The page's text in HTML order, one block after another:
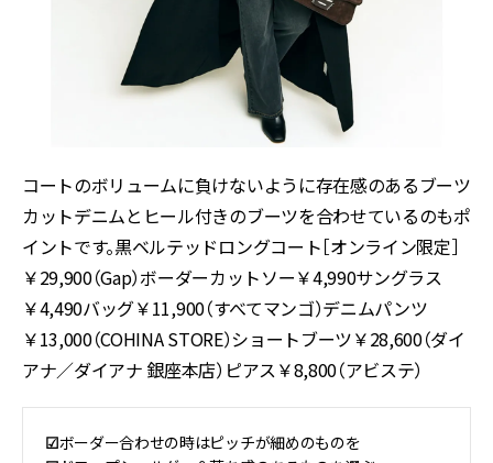
コートのボリュームに負けないように存在感のあるブーツ
カットデニムとヒール付きのブーツを合わせているのもポ
イントです。黒ベルテッドロングコート［オンライン限定］
￥29,900（Gap）ボーダーカットソー￥4,990サングラス
￥4,490バッグ￥11,900（すべてマンゴ）デニムパンツ
￥13,000（COHINA STORE）ショートブーツ￥28,600（ダイ
アナ／ダイアナ 銀座本店）ピアス￥8,800（アビステ）
☑︎ボーダー合わせの時はピッチが細めのものを